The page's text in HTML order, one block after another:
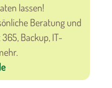
lassen!
Beratung und
Backup, IT-